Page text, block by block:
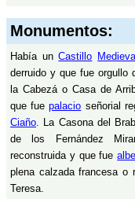
Monumentos:
Había unCastillo Medieval
derruido y que fue orgullo
la Cabezá o Casa de
que fuepalacio señorial
Ciaño . La Casona del
de los Fernández
reconstruida y que fue
plena calzada francesa o
Teresa.